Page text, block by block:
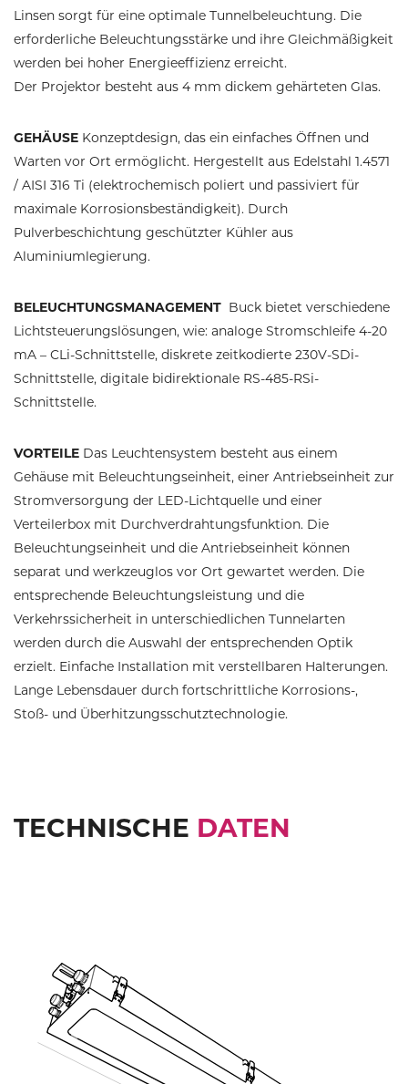
Linsen sorgt für eine optimale Tunnelbeleuchtung. Die
erforderliche Beleuchtungsstärke und ihre Gleichmäßigkeit
werden bei hoher Energieeffizienz erreicht.
Der Projektor besteht aus 4 mm dickem gehärteten Glas.
GEHÄUSE Konzeptdesign, das ein einfaches Öffnen und
Warten vor Ort ermöglicht. Hergestellt aus Edelstahl 1.4571
/ AISI 316 Ti (elektrochemisch poliert und passiviert für
maximale Korrosionsbeständigkeit). Durch
Pulverbeschichtung geschützter Kühler aus
Aluminiumlegierung.
BELEUCHTUNGSMANAGEMENT Buck bietet verschiedene
Lichtsteuerungslösungen, wie: analoge Stromschleife 4-20
mA – CLi-Schnittstelle, diskrete zeitkodierte 230V-SDi-
Schnittstelle, digitale bidirektionale RS-485-RSi-
Schnittstelle.
VORTEILE Das Leuchtensystem besteht aus einem
Gehäuse mit Beleuchtungseinheit, einer Antriebseinheit zur
Stromversorgung der LED-Lichtquelle und einer
Verteilerbox mit Durchverdrahtungsfunktion. Die
Beleuchtungseinheit und die Antriebseinheit können
separat und werkzeuglos vor Ort gewartet werden. Die
entsprechende Beleuchtungsleistung und die
Verkehrssicherheit in unterschiedlichen Tunnelarten
werden durch die Auswahl der entsprechenden Optik
erzielt. Einfache Installation mit verstellbaren Halterungen.
Lange Lebensdauer durch fortschrittliche Korrosions-,
Stoß- und Überhitzungsschutztechnologie.
TECHNISCHE DATEN